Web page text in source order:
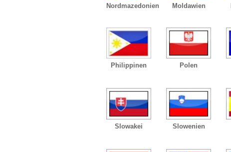
Nordmazedonien Moldawien
Philippinen Polen
Slowakei Slowenien